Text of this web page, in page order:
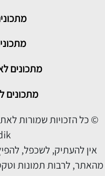
מתכונים
מתכונים
© כל הזכויות שמורות
אין להעתיק, לשכפל,
מהאתר, לרבות תמונות